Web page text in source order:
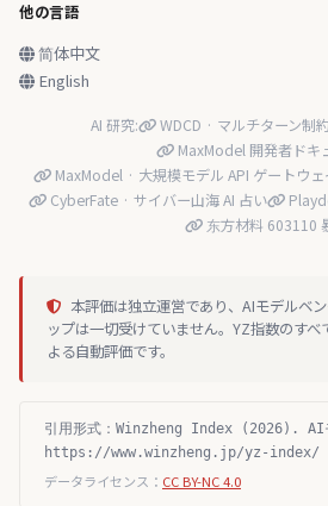
他の言語
简体中文
English
AI 研究:
WDCD · マルチターン制
MaxModel 開発者ドキ
MaxModel · 大規模モデル API ゲートウェ
CyberFate · サイバー山海 AI 占い
东方材料 603110
本評価は独立運営であり、AIモデルベ
ップは一切受けていません。YZ指数のす
よる自動評価です。
引用形式：Winzheng Index (2026). AI
https://www.winzheng.jp/yz-index/
データライセンス： CC BY-NC 4.0